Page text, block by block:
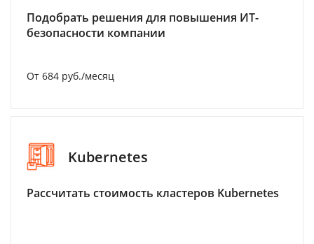
Подобрать решения для повышения ИТ-
безопасности компании
От 684 руб./месяц
Kubernetes
Рассчитать стоимость кластеров Kubernetes